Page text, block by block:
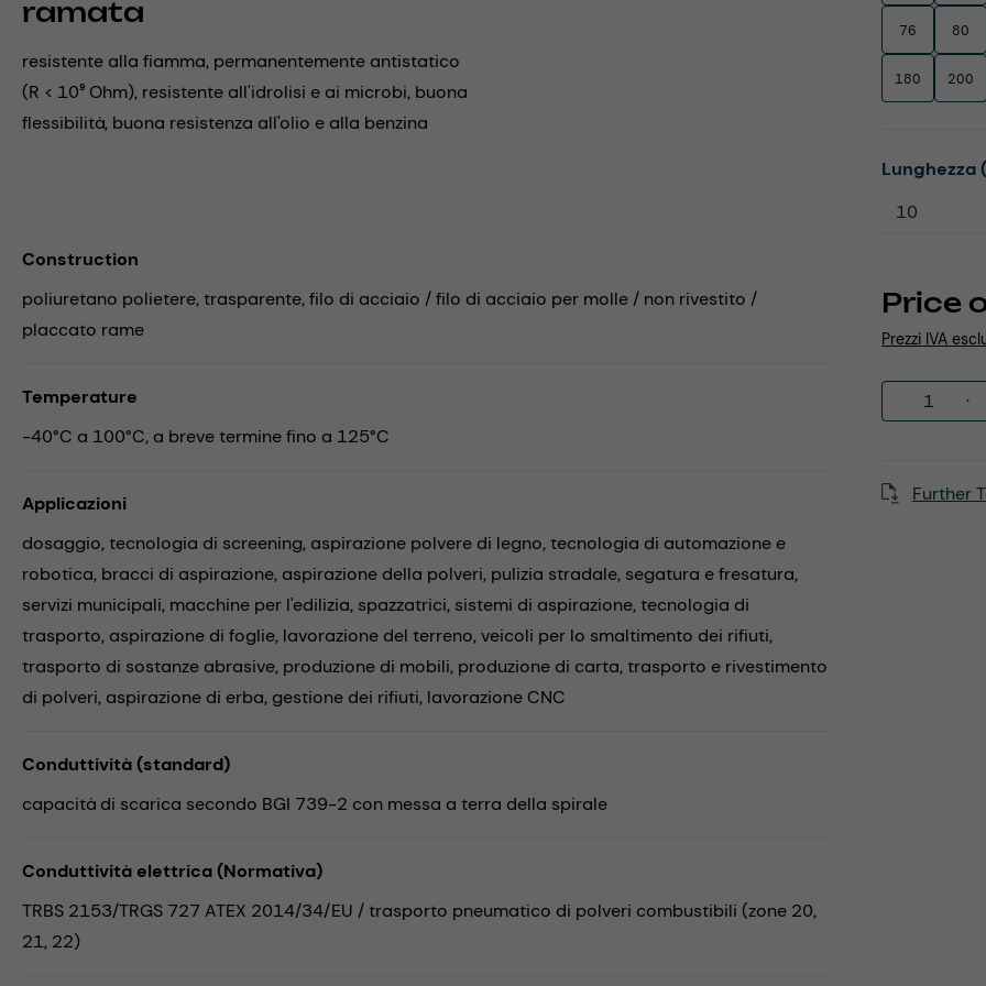
ramata
resistente alla fiamma, permanentemente antistatico
(R < 10⁹ Ohm), resistente all'idrolisi e ai microbi, buona
flessibilità, buona resistenza all'olio e alla benzina
Price
Prezzi IVA
76 80
180 200
Select
Lunghezza
Further
Construction
poliuretano polietere, trasparente, filo di acciaio / filo di acciaio per molle / non rivestito /
placcato rame
Temperature
-40°C a 100°C, a breve termine fino a 125°C
Applicazioni
dosaggio,tecnologia di screening, aspirazione polvere di legno,tecnologia di automazione e
robotica, bracci di aspirazione, aspirazione della polveri, pulizia stradale, segatura e fresatura,
servizi municipali, macchine per l'edilizia, spazzatrici, sistemi di aspirazione,tecnologia di
trasporto, aspirazione di foglie, lavorazione del terreno,veicoli per lo smaltimento dei rifiuti,
trasporto di sostanze abrasive, produzione di mobili, produzione di carta,trasporto e rivestimento
di polveri, aspirazione di erba, gestione dei rifiuti, lavorazione CNC
Conduttività (standard)
capacità di scarica secondo BGI 739-2 con messa a terra della spirale
Conduttività elettrica (Normativa)
TRBS 2153/TRGS 727 ATEX 2014/34/EU / trasporto pneumatico di polveri combustibili (zone 20,
21, 22)